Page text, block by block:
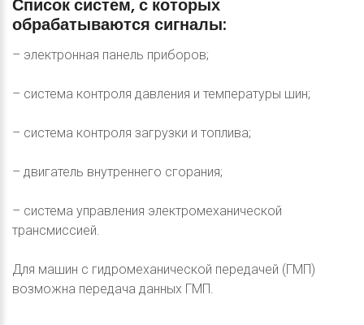
Списоксистем,с которых
обрабатываются сигналы:
– электронная панель приборов;
– система контроля давления и температуры шин;
– система контроля загрузки и топлива;
– двигатель внутреннего сгорания;
– система управления электромеханической
трансмиссией.
Для машин с гидромеханической передачей (ГМП)
возможна передача данных ГМП.